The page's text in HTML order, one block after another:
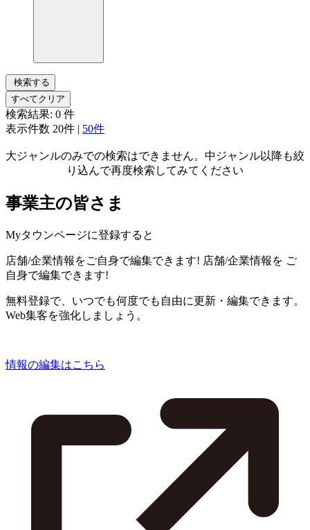
検索する
すべてクリア
検索結果: 0 件
表示件数 20件 | 50件
大ジャンルのみでの検索はできません。中ジャンル以降も絞
り込んで再度検索してみてください
事業主の皆さま
Myタウンページに登録すると
店舗/企業情報をご自身で編集できます! 店舗/企業情報を ご
自身で編集できます!
無料登録で、いつでも何度でも自由に更新・編集できます。
Web集客を強化しましょう。
情報の編集はこちら